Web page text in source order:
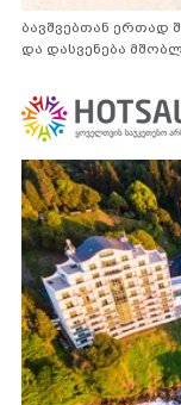
ბავშვებთან ერთად
და დასვენება